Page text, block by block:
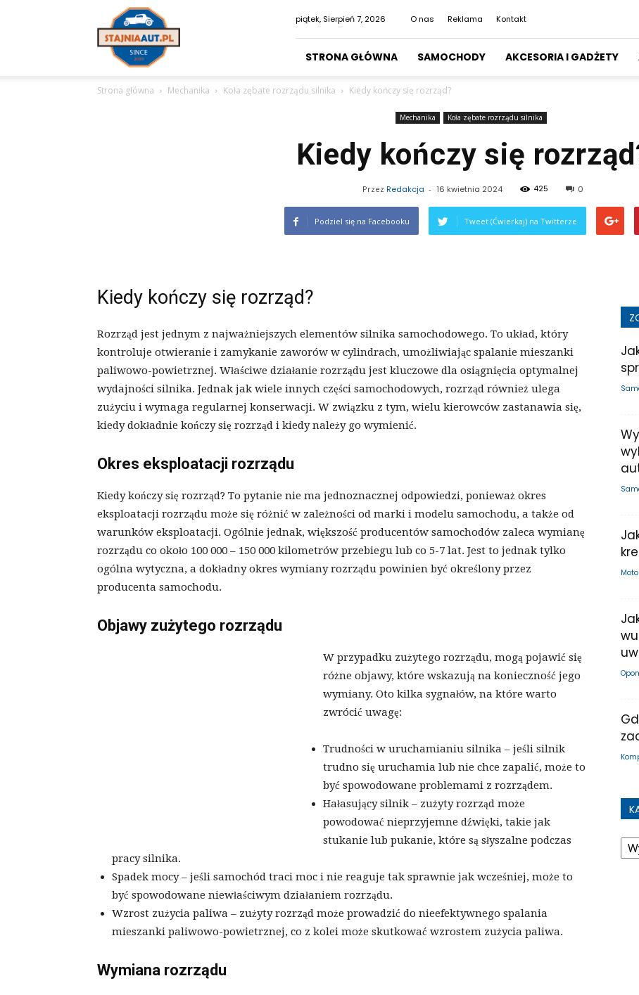
Stajniaaut.pl
piątek, Sierpień 7, 2026 O nas Reklama Kontakt
STRONA GŁÓWNA SAMOCHODY AKCESORIA I GADŻETY
Strona główna Mechanika Koła zębate rozrządu silnika Kiedy kończy się rozrząd?
Mechanika Koła zębate rozrządu silnika
Kiedy kończy się
Przez Redakcja - 16 kwietnia 2024 425 0
Podziel się na Facebooku Tweet (Ćwierkaj) na Twitterze
Kiedy kończy się rozrząd?
Rozrząd jest jednym z najważniejszych elementów silnika samochodowego. To układ, który
kontroluje otwieranie i zamykanie zaworów w cylindrach, umożliwiając spalanie mieszanki
paliwowo-powietrznej. Właściwe działanie rozrządu jest kluczowe dla osiągnięcia optymalnej
wydajności silnika. Jednak jak wiele innych części samochodowych, rozrząd również ulega
zużyciu i wymaga regularnej konserwacji. W związku z tym, wielu kierowców zastanawia się,
kiedy dokładnie kończy się rozrząd i kiedy należy go wymienić.
Okres eksploatacji rozrządu
Kiedy kończy się rozrząd? To pytanie nie ma jednoznacznej odpowiedzi, ponieważ okres
eksploatacji rozrządu może się różnić w zależności od marki i modelu samochodu, a także od
warunków eksploatacji. Ogólnie jednak, większość producentów samochodów zaleca wymianę
rozrządu co około 100 000 – 150 000 kilometrów przebiegu lub co 5-7 lat. Jest to jednak tylko
ogólna wytyczna, a dokładny okres wymiany rozrządu powinien być określony przez
producenta samochodu.
Objawy zużytego rozrządu
W przypadku zużytego rozrządu, mogą pojawić się
różne objawy, które wskazują na konieczność jego
wymiany. Oto kilka sygnałów, na które warto
zwrócić uwagę:
Trudności w uruchamianiu silnika – jeśli silnik
trudno się uruchamia lub nie chce zapalić, może to
być spowodowane problemami z rozrządem.
Hałasujący silnik – zużyty rozrząd może
powodować nieprzyjemne dźwięki, takie jak
stukanie lub pukanie, które są słyszalne podczas
pracy silnika.
Spadek mocy – jeśli samochód traci moc i nie reaguje tak sprawnie jak wcześniej, może to
być spowodowane niewłaściwym działaniem rozrządu.
Wzrost zużycia paliwa – zużyty rozrząd może prowadzić do nieefektywnego spalania
mieszanki paliwowo-powietrznej, co z kolei może skutkować wzrostem zużycia paliwa.
Wymiana rozrządu